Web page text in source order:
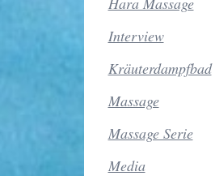
Interview
Kräuterdampfbad
Massage
Massage Serie
Media